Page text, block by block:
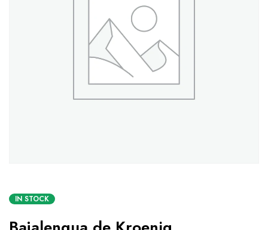
IN STOCK